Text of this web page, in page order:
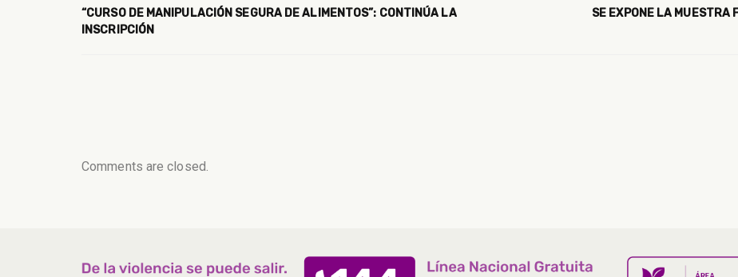
“CURSO DE MANIPULACIÓN SEGURA DE ALIMENTOS”: CONTINÚA LA
INSCRIPCIÓN
SE EXPONE LA MUESTRA
Comments are closed.